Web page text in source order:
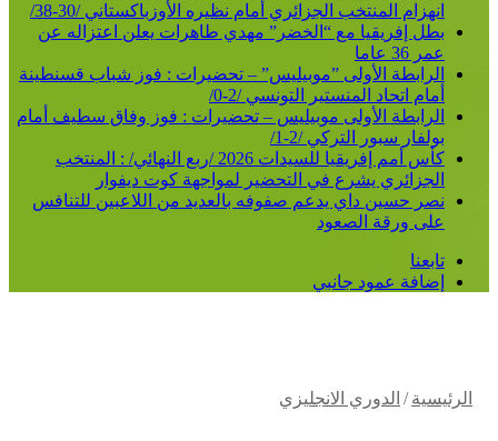
المنتخب الجزائري أمام نظيره الأوزباكستاني /30-38/
إفريقيا مع “الخضر” مهدي طاهرات يعلن اعتزاله عن
الأولى ”موبيليس” – تحضيرات : فوز شباب قسنطينة
اتحاد المنستير التونسي /2-0/
الأولى موبيليس – تحضيرات : فوز وفاق سطيف أمام
سبور التركي /2-1/
كأس أمم إفريقيا للسيدات 2026 /ربع النهائي/ : المنتخب
يشرع في التحضير لمواجهة كوت ديفوار
حسين داي يدعم صفوفه بالعديد من اللاعبين للتنافس
ورقة الصعود
عمود جانبي
/الدوري الانجليزي